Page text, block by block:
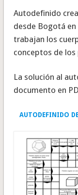
Autodefinido
desde Bogotá
trabajan los
conceptos de los
La solución al
documento en
AUTODEFINIDO